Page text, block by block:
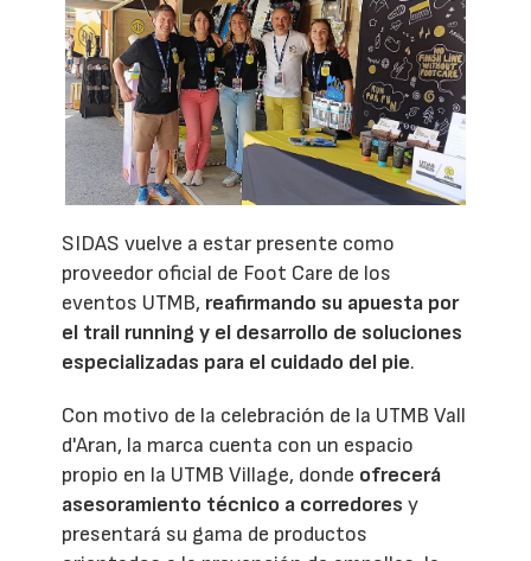
SIDAS vuelve a estar presente como
proveedor oficial de Foot Care de los
eventos UTMB, reafirmando su apuesta por
el trail running y el desarrollo de soluciones
especializadas para el cuidado del pie.
Con motivo de la celebración de la UTMB Vall
d'Aran, la marca cuenta con un espacio
propio en la UTMB Village, donde ofrecerá
asesoramiento técnico a corredores y
presentará su gama de productos